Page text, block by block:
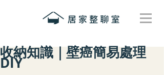
收納知識｜壁癌簡易處理
DIY